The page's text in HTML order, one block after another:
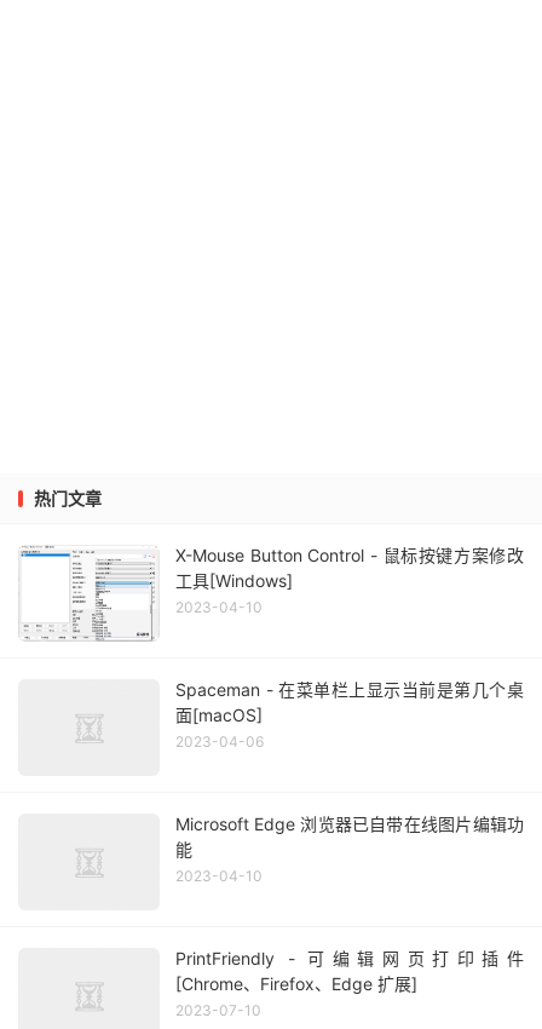
热门文章
X-Mouse Button Control - 鼠标按键方案修改
工具[Windows]
2023-04-10
Spaceman - 在菜单栏上显示当前是第几个桌
面[macOS]
2023-04-06
Microsoft Edge 浏览器已自带在线图片编辑功
能
2023-04-10
PrintFriendly - 可编辑网页打印插件
[Chrome、Firefox、Edge 扩展]
2023-07-10